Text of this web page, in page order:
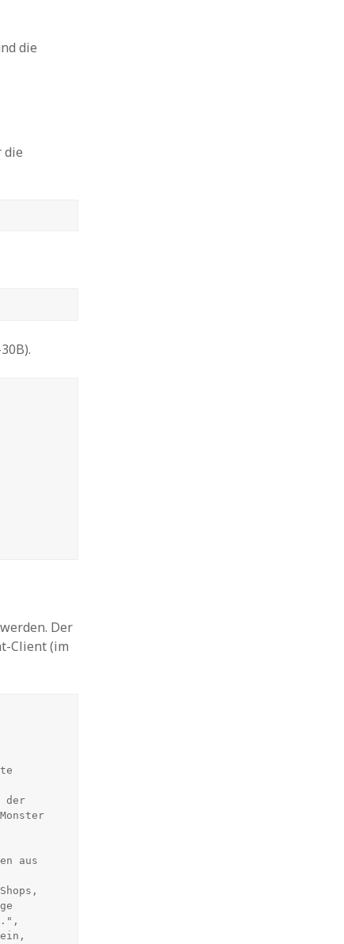
die
die
Der
Client (im
aus